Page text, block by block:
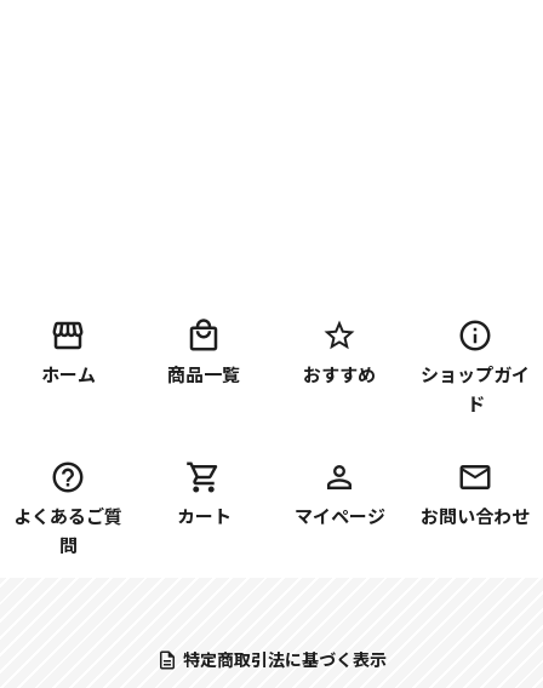
ホーム 商品一覧 おすすめ
ショップガイ
ド
よくあるご質
問
カート マイページ お問い合わせ
特定商取引法に基づく表示